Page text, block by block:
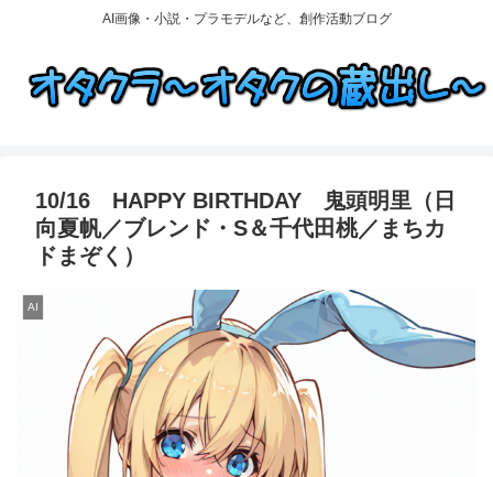
AI画像・小説・プラモデルなど、創作活動ブログ
10/16 HAPPY BIRTHDAY 鬼頭明里（日
向夏帆／ブレンド・S＆千代田桃／まちカ
ドまぞく）
AI